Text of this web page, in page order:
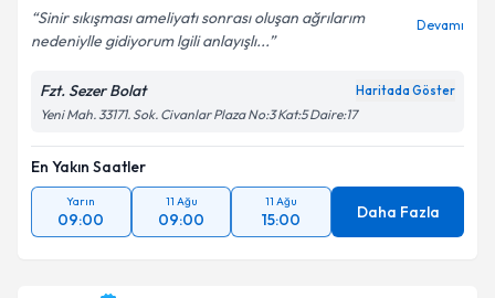
Sinir sıkışması ameliyatı sonrası oluşan ağrılarım
nedeniylle gidiyorum lgili anlayışlı...
Devamı
Fzt. Sezer Bolat Haritada Göster
Yeni Mah. 33171. Sok. Civanlar Plaza No:3 Kat:5 Daire:17
En Yakın Saatler
Yarın
09:00
11 Ağu
09:00
11 Ağu
15:00 Daha Fazla